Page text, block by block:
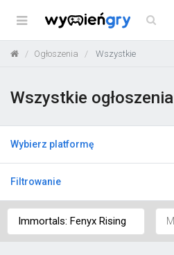
Menu
Ogłoszenia Wszystkie
Wszystkie ogłoszenia
Wybierz platformę
Filtrowanie